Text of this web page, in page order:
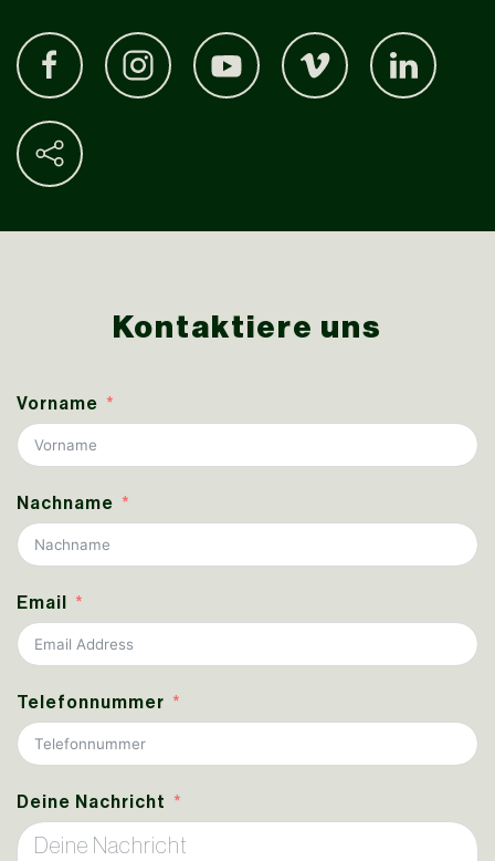
Kontaktiere uns
Vorname
Nachname
Email
Telefonnummer
Deine Nachricht